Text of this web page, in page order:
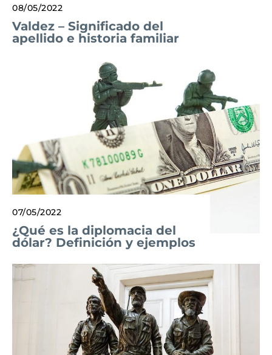
08/05/2022
Valdez – Significado del
apellido e historia familiar
07/05/2022
¿Qué es la diplomacia del
dólar? Definición y ejemplos